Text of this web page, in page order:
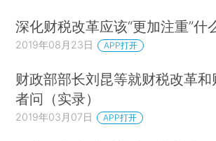
深化财税改革应该“更加注重”什
2019年08月23日 APP打开
财政部部长刘昆等就财税改革
者问（实录）
2019年03月07日 APP打开